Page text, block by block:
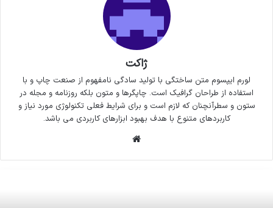
ژاکت
لورم ایپسوم متن ساختگی با تولید سادگی نامفهوم از صنعت چاپ و با
استفاده از طراحان گرافیک است. چاپگرها و متون بلکه روزنامه و مجله در
ستون و سطرآنچنان که لازم است و برای شرایط فعلی تکنولوژی مورد نیاز و
کاربردهای متنوع با هدف بهبود ابزارهای کاربردی می باشد.